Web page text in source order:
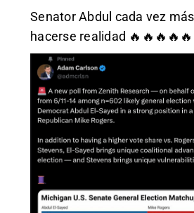
Senator Abdul cada vez
hacerse realidad